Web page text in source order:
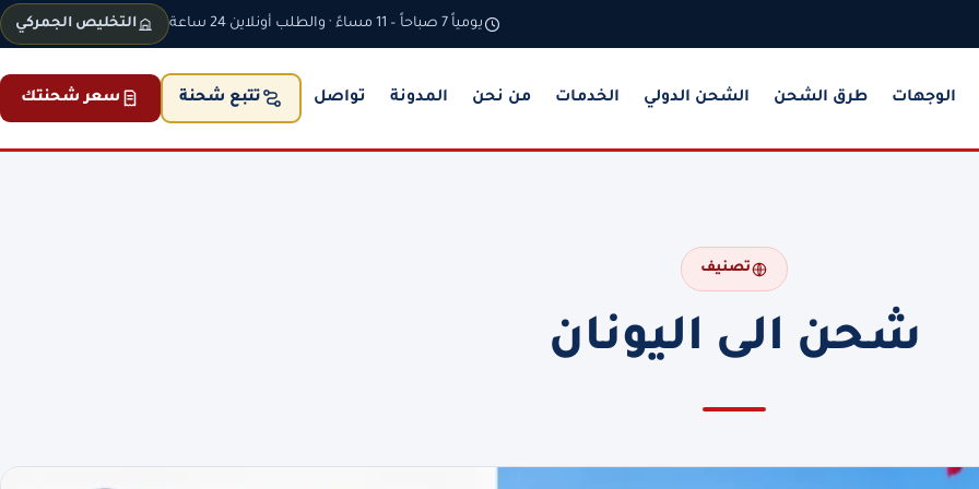
يومياً 7 صباحاً – 11 مساءً · والطلب أونلاين 24 ساعة التخليص الجمركي
الوجهات طرق الشحن الشحن الدولي الخدمات من نحن المدونة تواصل تتبع شحنة سعر شحنتك
تصنيف
شحن الى اليونان